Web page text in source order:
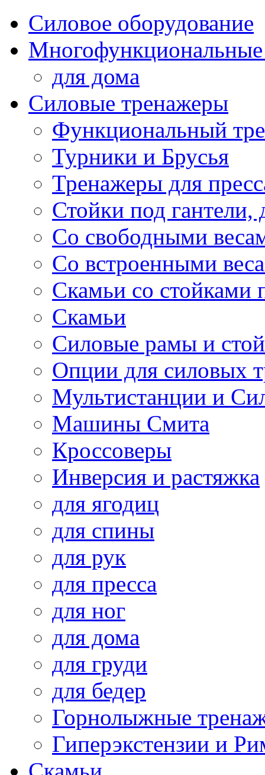
Силовое оборудование
для дома
Силовые тренажеры
Функциональный
Турники и Брусья
Тренажеры для
Стойки под
Со свободными
Со встроенными
Скамьи со стойками
Скамьи
Силовые рамы и
Опции для силовых
Мультистанции и
Машины Смита
Кроссоверы
Инверсия и растяжка
для ягодиц
для спины
для рук
для пресса
для ног
для дома
для груди
для бедер
Горнолыжные
Гиперэкстензии и